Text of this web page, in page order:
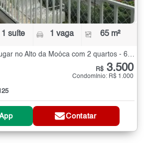
1 suíte 1 vaga 65 m²
Apartamento para Alugar no Alto da Moóca com 2 quartos - 65 m²
R$ 3.500
Condomínio: R$ 1.000
Contatar